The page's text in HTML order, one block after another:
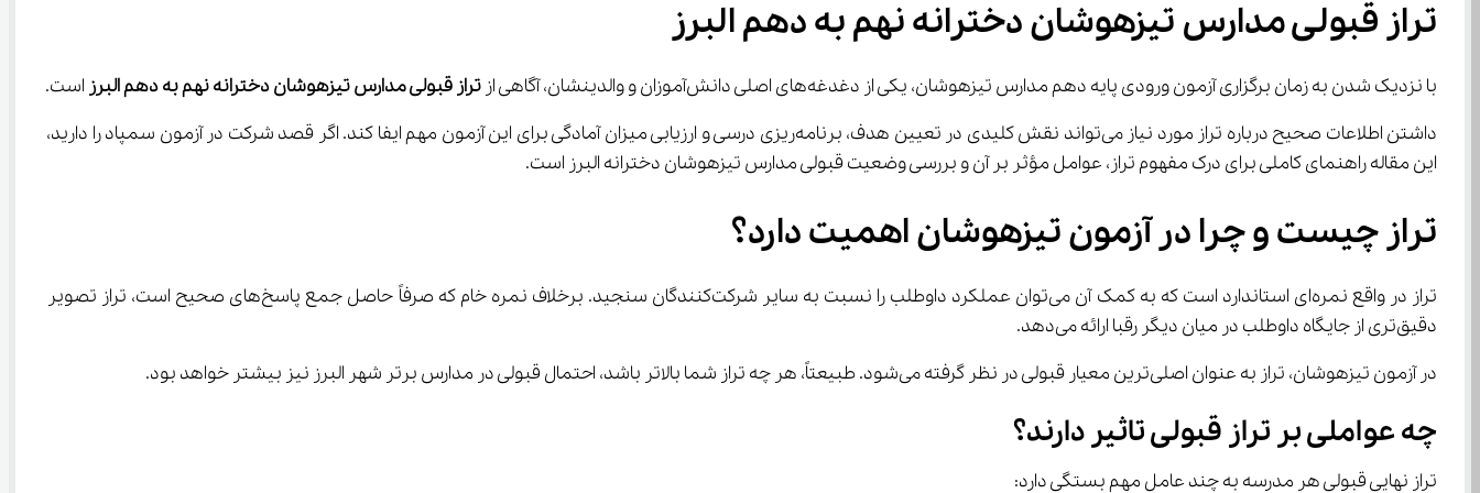
تراز قبولی مدارس تیزهوشان دخترانه نهم به دهم البرز
با نزدیک شدن به زمان برگزاری آزمون ورودی پایه دهم مدارس تیزهوشان، یکی از دغدغه‌های اصلی دانش‌آموزان و والدینشان، آگاهی از تراز قبولی مدارس تیزهوشان دخترانه نهم به دهم البرز است.
داشتن اطلاعات صحیح درباره تراز مورد نیاز می‌تواند نقش کلیدی در تعیین هدف، برنامه‌ریزی درسی و ارزیابی میزان آمادگی برای این آزمون مهم ایفا کند. اگر قصد شرکت در آزمون سمپاد را دارید،
این مقاله راهنمای کاملی برای درک مفهوم تراز، عوامل مؤثر بر آن و بررسی وضعیت قبولی مدارس تیزهوشان دخترانه البرز است.
تراز چیست و چرا در آزمون تیزهوشان اهمیت دارد؟
تراز در واقع نمره‌ای استاندارد است که به کمک آن می‌توان عملکرد داوطلب را نسبت به سایر شرکت‌کنندگان سنجید. برخلاف نمره خام که صرفاً حاصل جمع پاسخ‌های صحیح است، تراز تصویر
دقیق‌تری از جایگاه داوطلب در میان دیگر رقبا ارائه می‌دهد.
در آزمون تیزهوشان، تراز به عنوان اصلی‌ترین معیار قبولی در نظر گرفته می‌شود. طبیعتاً، هر چه تراز شما بالاتر باشد، احتمال قبولی در مدارس برتر شهر البرز نیز بیشتر خواهد بود.
چه عواملی بر تراز قبولی تاثیر دارند؟
تراز نهایی قبولی هر مدرسه به چند عامل مهم بستگی دارد: